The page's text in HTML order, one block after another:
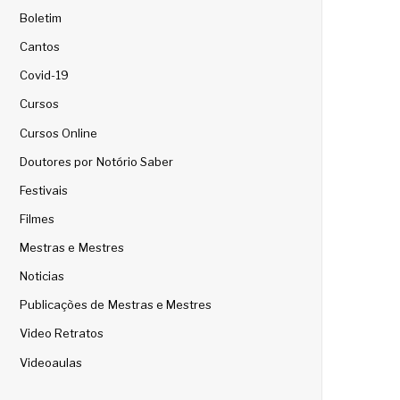
Boletim
Cantos
Covid-19
Cursos
Cursos Online
Doutores por Notório Saber
Festivais
Filmes
Mestras e Mestres
Noticias
Publicações de Mestras e Mestres
Video Retratos
Videoaulas